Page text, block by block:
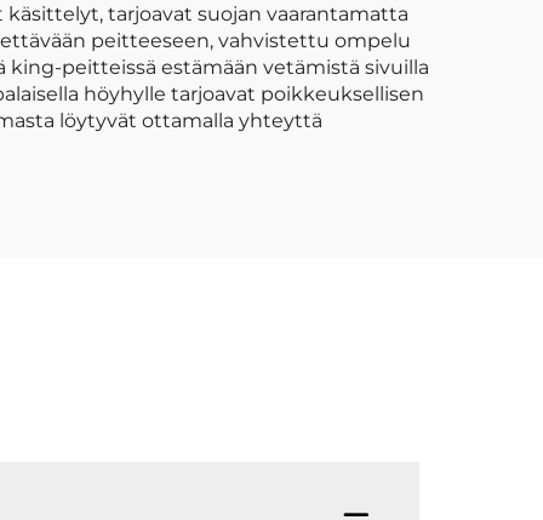
tarjoavat suojan vaarantamatta
peitteeseen, vahvistettu ompelu
king-peitteissä estämään vetämistä sivuilla
höyhylle tarjoavat poikkeuksellisen
löytyvät ottamalla yhteyttä